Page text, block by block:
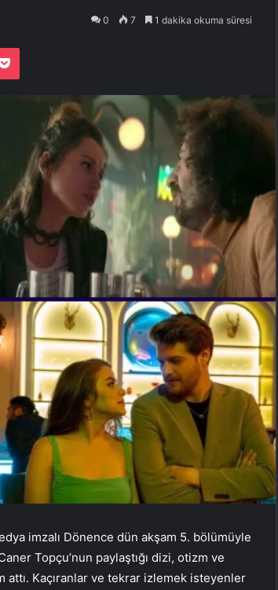
0 7 1 dakika okuma süresi
Pocket
imzalı Dönence dün akşam 5. bölümüyle
Topçu’nun paylaştığı dizi, otizm ve
Kaçıranlar ve tekrar izlemek isteyenler